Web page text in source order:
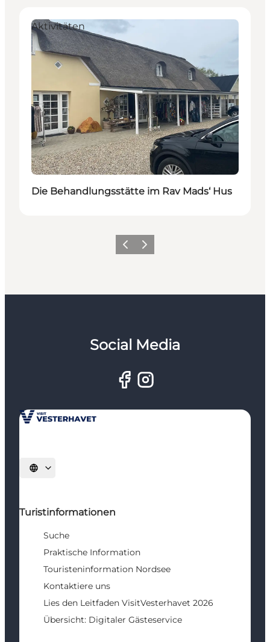
Aktivitäten
Die Behandlungsstätte im Rav Mads‘ Hus
ZurückWeiter
Social Media
Sprache auswählen
Turistinformationen
Suche
Praktische Information
Touristeninformation Nordsee
Kontaktiere uns
Lies den Leitfaden VisitVesterhavet 2026
Übersicht: Digitaler Gästeservice